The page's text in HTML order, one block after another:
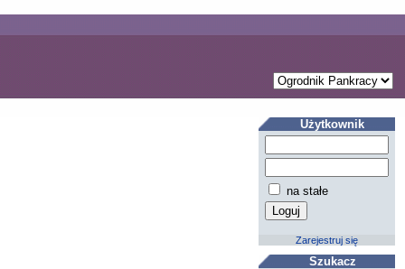
Użytkownik
na stałe
Zarejestruj się
Szukacz